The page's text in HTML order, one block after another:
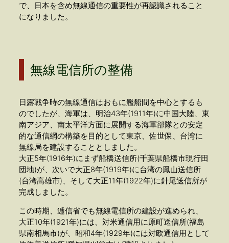
で、日本を含め無線通信の重要性が再認識されること
になりました。
無線電信所の整備
日露戦争時の無線通信はおもに艦船間を中心とするも
のでしたが、海軍は、明治43年(1911年)に中国大陸、東
南アジア、南太平洋方面に展開する海軍部隊との安定
的な通信網の構築を目的として東京、佐世保、台湾に
無線局を建設することとしました。
大正5年(1916年)にまず船橋送信所(千葉県船橋市現行田
団地)が、次いで大正8年(1919年)に台湾の鳳山送信所
(台湾高雄市)、そして大正11年(1922年)に針尾送信所が
完成しました。
この時期、逓信省でも無線電信所の建設が進められ、
大正10年(1921年)には、対米通信用に原町送信所(福島
県南相馬市)が、昭和4年(1929年)には対欧通信用として